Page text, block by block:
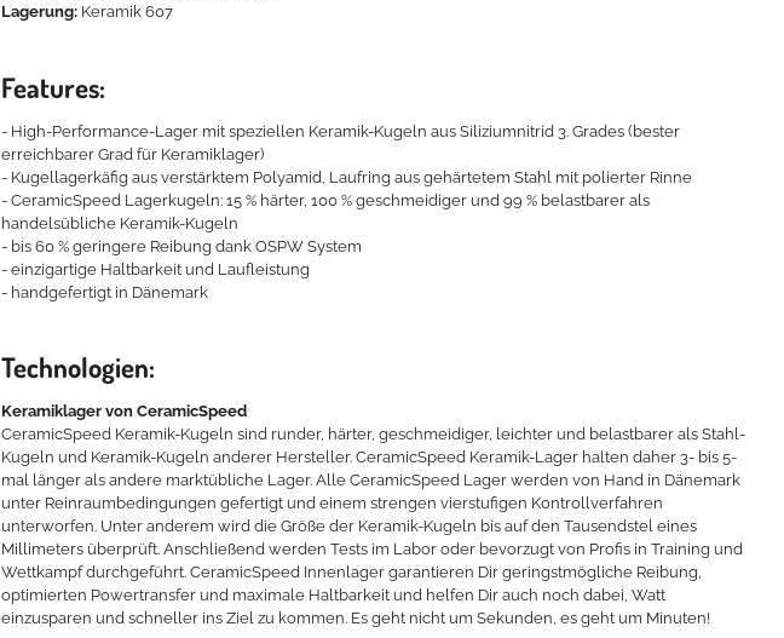
Lagerung: Keramik 607
Features:
- High-Performance-Lager mit speziellen Keramik-Kugeln aus Siliziumnitrid 3. Grades (bester
erreichbarer Grad für Keramiklager)
- Kugellagerkäfig aus verstärktem Polyamid, Laufring aus gehärtetem Stahl mit polierter Rinne
- CeramicSpeed Lagerkugeln: 15 % härter, 100 % geschmeidiger und 99 % belastbarer als
handelsübliche Keramik-Kugeln
- bis 60 % geringere Reibung dank OSPW System
- einzigartige Haltbarkeit und Laufleistung
- handgefertigt in Dänemark
Technologien:
Keramiklager von CeramicSpeed
CeramicSpeed Keramik-Kugeln sind runder, härter, geschmeidiger, leichter und belastbarer als Stahl-
Kugeln und Keramik-Kugeln anderer Hersteller. CeramicSpeed Keramik-Lager halten daher 3- bis 5-
mal länger als andere marktübliche Lager. Alle CeramicSpeed Lager werden von Hand in Dänemark
unter Reinraumbedingungen gefertigt und einem strengen vierstufigen Kontrollverfahren
unterworfen. Unter anderem wird die Größe der Keramik-Kugeln bis auf den Tausendstel eines
Millimeters überprüft. Anschließend werden Tests im Labor oder bevorzugt von Profis in Training und
Wettkampf durchgeführt. CeramicSpeed Innenlager garantieren Dir geringstmögliche Reibung,
optimierten Powertransfer und maximale Haltbarkeit und helfen Dir auch noch dabei, Watt
einzusparen und schneller ins Ziel zu kommen. Es geht nicht um Sekunden, es geht um Minuten!